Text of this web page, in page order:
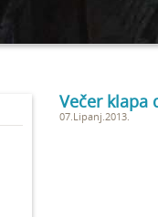
Večer klapa
07.Lipanj.2013.